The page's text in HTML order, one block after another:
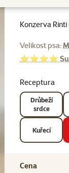
Konzerva
Velikost psa:
⭐⭐⭐⭐
Receptura
Drůbeží
srdce
Kuřecí
Cena